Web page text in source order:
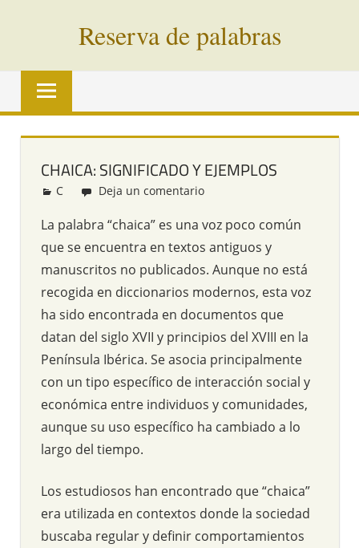
Reserva de palabras
Palabras
vías
todo
mundo
CHAICA: SIGNIFICADO Y EJEMPLOS
Redacción
C Deja un comentario
La palabra “chaica” es una voz poco común
que se encuentra en textos antiguos y
manuscritos no publicados. Aunque no está
recogida en diccionarios modernos, esta voz
ha sido encontrada en documentos que
datan del siglo XVII y principios del XVIII en la
Península Ibérica. Se asocia principalmente
con un tipo específico de interacción social y
económica entre individuos y comunidades,
aunque su uso específico ha cambiado a lo
largo del tiempo.
Los estudiosos han encontrado que “chaica”
era utilizada en contextos donde la sociedad
buscaba regular y definir comportamientos